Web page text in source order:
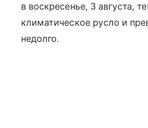
в воскресенье, 3 августа,
климатическое русло и
недолго.